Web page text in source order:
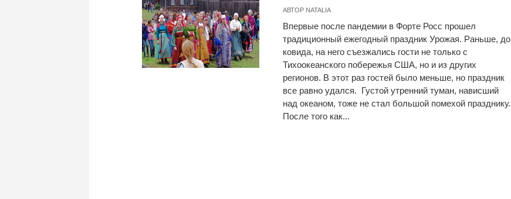
АВТОР NATALIA
Впервые после пандемии в Форте Росс прошел
традиционный ежегодный праздник Урожая. Раньше, до
ковида, на него съезжались гости не только с
Тихоокеанского побережья США, но и из других
регионов. В этот раз гостей было меньше, но праздник
все равно удался. Густой утренний туман, нависший
над океаном, тоже не стал большой помехой празднику.
После того как...